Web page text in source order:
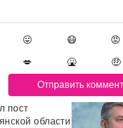
😛 😷 😡
💋 🤮 🤑
пост
области